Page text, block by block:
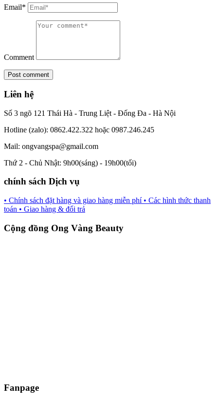
Email*
Comment
Liên hệ
Số 3 ngõ 121 Thái Hà - Trung Liệt - Đống Đa - Hà Nội
Hotline (zalo): 0862.422.322 hoặc 0987.246.245
Mail: ongvangspa@gmail.com
Thứ 2 - Chủ Nhật: 9h00(sáng) - 19h00(tối)
chính sách Dịch vụ
• Chính sách đặt hàng và giao hàng miễn phí • Các hình thức thanh
toán • Giao hàng & đổi trả
Cộng đồng Ong Vàng Beauty
Fanpage